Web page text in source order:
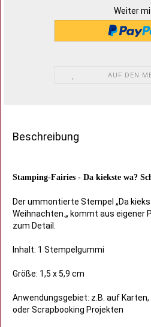
Weiter
AUF DEN
Beschreibung
Stamping-Fairies - Da kiekste wa?
Der ummontierte Stempel „Da
Weihnachten.„ kommt aus eigener
zum Detail.
Inhalt: 1 Stempelgummi
Größe: 1,5 x 5,9 cm
Anwendungsgebiet: z.B. auf
oder Scrapbooking Projekten